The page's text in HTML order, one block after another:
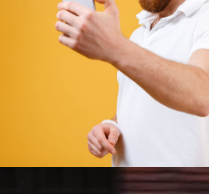
Селфи
Беги за кадром, финишируй с